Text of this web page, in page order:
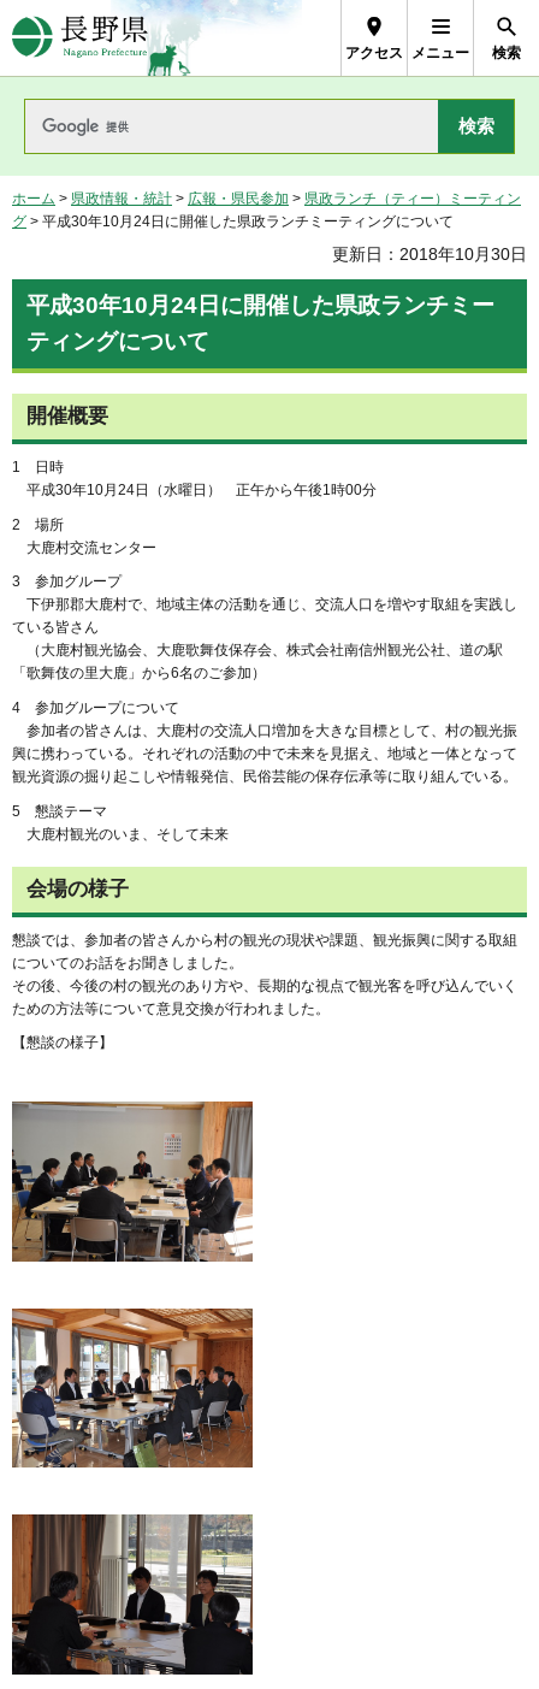
長野県Nagano Prefecture
アクセス メニュー 検索
ホーム > 県政情報・統計 > 広報・県民参加 > 県政ランチ（ティー）ミーティン
グ > 平成30年10月24日に開催した県政ランチミーティングについて
更新日：2018年10月30日
平成30年10月24日に開催した県政ランチミー
ティングについて
開催概要
1 日時
平成30年10月24日（水曜日） 正午から午後1時00分
2 場所
大鹿村交流センター
3 参加グループ
下伊那郡大鹿村で、地域主体の活動を通じ、交流人口を増やす取組を実践し
ている皆さん
（大鹿村観光協会、大鹿歌舞伎保存会、株式会社南信州観光公社、道の駅
「歌舞伎の里大鹿」から6名のご参加）
4 参加グループについて
参加者の皆さんは、大鹿村の交流人口増加を大きな目標として、村の観光振
興に携わっている。それぞれの活動の中で未来を見据え、地域と一体となって
観光資源の掘り起こしや情報発信、民俗芸能の保存伝承等に取り組んでいる。
5 懇談テーマ
大鹿村観光のいま、そして未来
会場の様子
懇談では、参加者の皆さんから村の観光の現状や課題、観光振興に関する取組
についてのお話をお聞きしました。
その後、今後の村の観光のあり方や、長期的な視点で観光客を呼び込んでいく
ための方法等について意見交換が行われました。
【懇談の様子】